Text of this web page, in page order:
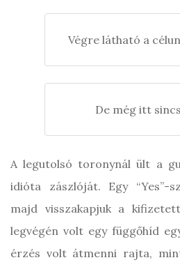
Végre látható a
De még itt
A legutolsó toronynál ült a
idióta zászlóját. Egy “Yes”-
majd visszakapjuk a
legvégén volt egy függőhíd
érzés volt átmenni rajta,